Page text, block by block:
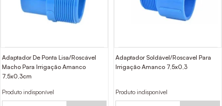
Adaptador De Ponta Lisa/Roscável
Macho Para Irrigação Amanco
7,5x0,3cm
Produto indisponível
Adaptador Soldável/Roscavel Para
Irrigação Amanco 7,5x0,3
Produto indisponível